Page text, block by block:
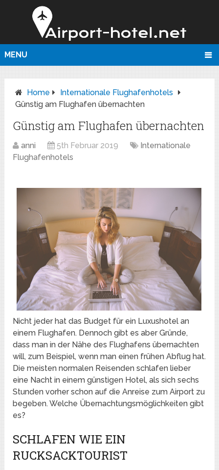
MENU
Home
Internationale Flughafenhotels
Günstig am Flughafen übernachten
Günstig am Flughafen übernachten
anni 5th Februar 2019
Internationale
Flughafenhotels
Nicht jeder hat das Budget für ein Luxushotel an
einem Flughafen. Dennoch gibt es aber Gründe,
dass man in der Nähe des Flughafens übernachten
will, zum Beispiel, wenn man einen frühen Abflug hat.
Die meisten normalen Reisenden schlafen lieber
eine Nacht in einem günstigen Hotel, als sich sechs
Stunden vorher schon auf die Anreise zum Airport zu
begeben. Welche Übernachtungsmöglichkeiten gibt
es?
SCHLAFEN WIE EIN
RUCKSACKTOURIST